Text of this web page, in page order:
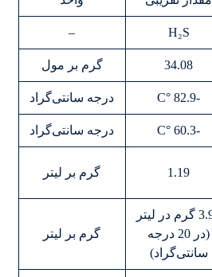
H₂S
–
34.08 گرم بر مول
-82.9 °C درجه سانتی‌گراد
-60.3 °C درجه سانتی‌گراد
1.19 گرم بر لیتر
3.93 گرم در لیتر
(در 20 درجه
سانتی‌گراد)
گرم بر لیتر